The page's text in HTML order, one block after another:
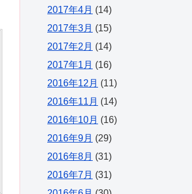
2017年4月 (14)
2017年3月 (15)
2017年2月 (14)
2017年1月 (16)
2016年12月 (11)
2016年11月 (14)
2016年10月 (16)
2016年9月 (29)
2016年8月 (31)
2016年7月 (31)